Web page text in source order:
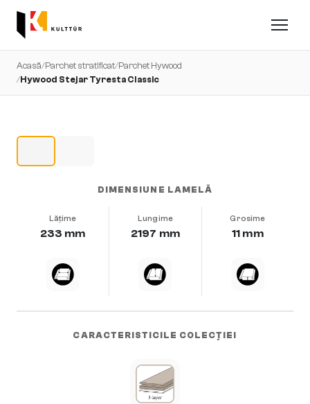
Acasă/Parchet stratificat/Parchet Hywood
/Hywood Stejar Tyresta Classic
DIMENSIUNE LAMELĂ
Lățime
233 mm
Lungime
2197 mm
Grosime
11 mm
CARACTERISTICILE COLECȚIEI